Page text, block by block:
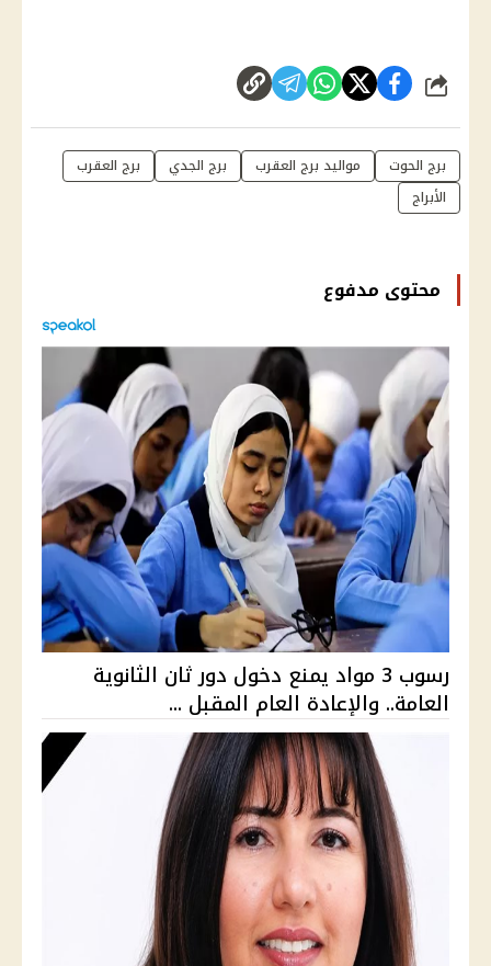
شارك
برج الحوت مواليد برج العقرب برج الجدي
برج العقرب
الأبراج
محتوى مدفوع
رسوب 3 مواد يمنع دخول دور ثان الثانوية
العامة.. والإعادة العام المقبل ...